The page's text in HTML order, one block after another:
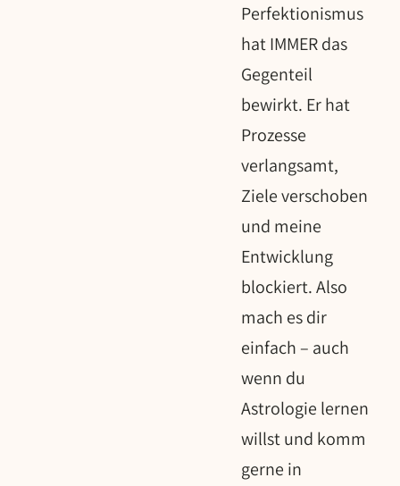
Perfektionismus
hat IMMER das
Gegenteil
bewirkt. Er hat
Prozesse
verlangsamt,
Ziele verschoben
und meine
Entwicklung
blockiert. Also
mach es dir
einfach – auch
wenn du
Astrologie lernen
willst und komm
gerne in